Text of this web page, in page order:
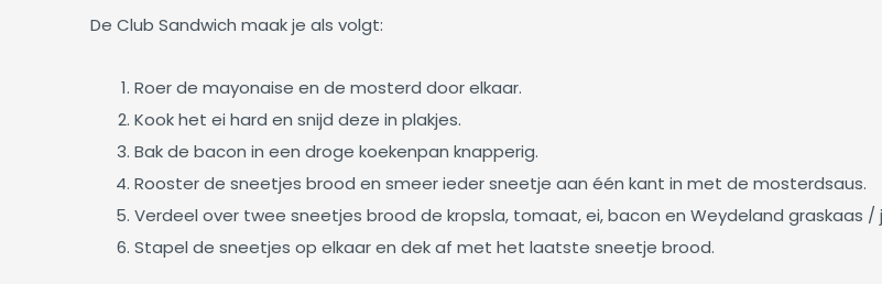
De Club Sandwich maak je als volgt:
Roer de mayonaise en de mosterd door elkaar.
Kook het ei hard en snijd deze in plakjes.
Bak de bacon in een droge koekenpan knapperig.
Rooster de sneetjes brood en smeer ieder sneetje aan één kant in met de mosterdsaus.
Verdeel over twee sneetjes brood de kropsla, tomaat, ei, bacon en Weydeland graskaas /
Stapel de sneetjes op elkaar en dek af met het laatste sneetje brood.